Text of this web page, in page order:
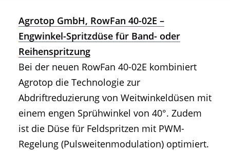
Agrotop GmbH, RowFan 40-02E –
Engwinkel-Spritzdüse für Band- oder
Reihenspritzung
Bei der neuen RowFan 40-02E kombiniert
Agrotop die Technologie zur
Abdriftreduzierung von Weitwinkeldüsen mit
einem engen Sprühwinkel von 40°. Zudem
ist die Düse für Feldspritzen mit PWM-
Regelung (Pulsweitenmodulation) optimiert.